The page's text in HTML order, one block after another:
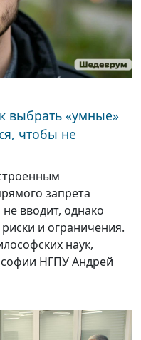
выбрать «умные»
чтобы не
запрета
вводит, однако
и ограничения.
наук,
НГПУ Андрей